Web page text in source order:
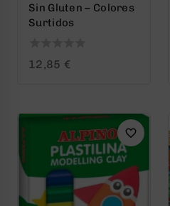
Sin Gluten – Colores
Surtidos
012,85 €